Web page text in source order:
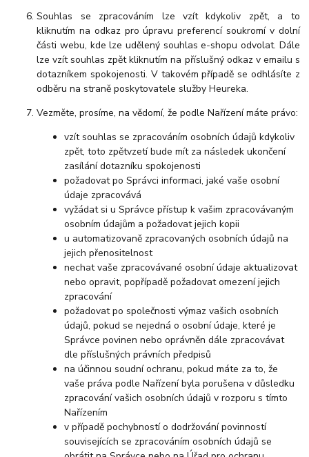
Souhlas se zpracováním lze vzít kdykoliv zpět, a to
kliknutím na odkaz pro úpravu preferencí soukromí v dolní
části webu, kde lze udělený souhlas e-shopu odvolat. Dále
lze vzít souhlas zpět kliknutím na příslušný odkaz v emailu s
dotazníkem spokojenosti. V takovém případě se odhlásíte z
odběru na straně poskytovatele služby Heureka.
Vezměte, prosíme, na vědomí, že podle Nařízení máte právo:
vzít souhlas se zpracováním osobních údajů kdykoliv
zpět, toto zpětvzetí bude mít za následek ukončení
zasílání dotazníku spokojenosti
požadovat po Správci informaci, jaké vaše osobní
údaje zpracovává
vyžádat si u Správce přístup k vašim zpracovávaným
osobním údajům a požadovat jejich kopii
u automatizovaně zpracovaných osobních údajů na
jejich přenositelnost
nechat vaše zpracovávané osobní údaje aktualizovat
nebo opravit, popřípadě požadovat omezení jejich
zpracování
požadovat po společnosti výmaz vašich osobních
údajů, pokud se nejedná o osobní údaje, které je
Správce povinen nebo oprávněn dále zpracovávat
dle příslušných právních předpisů
na účinnou soudní ochranu, pokud máte za to, že
vaše práva podle Nařízení byla porušena v důsledku
zpracování vašich osobních údajů v rozporu s tímto
Nařízením
v případě pochybností o dodržování povinností
souvisejících se zpracováním osobních údajů se